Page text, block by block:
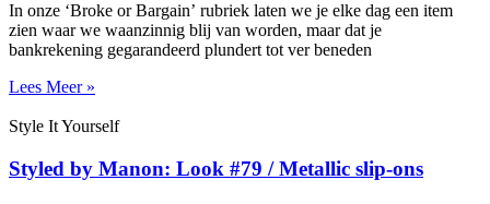
In onze ‘Broke or Bargain’ rubriek laten we je elke dag een item
zien waar we waanzinnig blij van worden, maar dat je
bankrekening gegarandeerd plundert tot ver beneden
Lees Meer »
Style It Yourself
Styled by Manon: Look #79 / Metallic slip-ons